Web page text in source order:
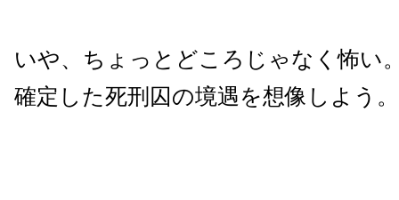
いや、ちょっとどころじゃなく怖い
確定した死刑囚の境遇を想像しよう。